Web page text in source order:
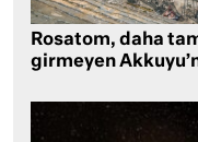
Rosatom, daha
girmeyen